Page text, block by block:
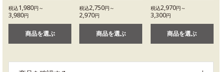
税込1,980円～
3,980円
商品を選ぶ
税込2,750円～
2,970円
商品を選ぶ
税込2,970円～
3,300円
商品を選ぶ